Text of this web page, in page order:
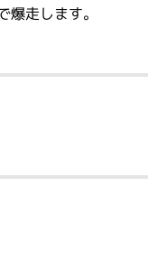
走します。